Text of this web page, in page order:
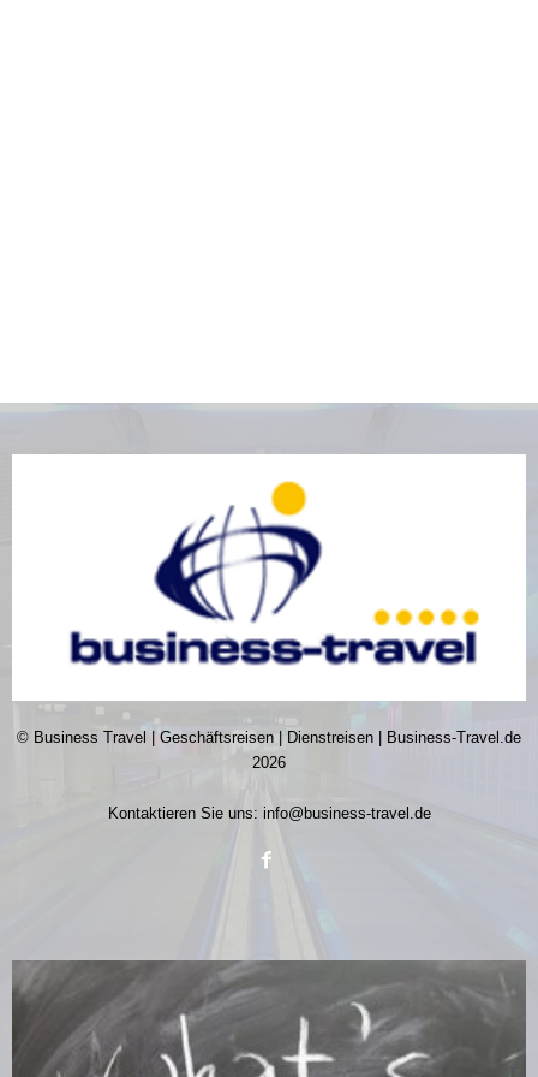
© Business Travel | Geschäftsreisen | Dienstreisen | Business-Travel.de
2026
Kontaktieren Sie uns: info@business-travel.de